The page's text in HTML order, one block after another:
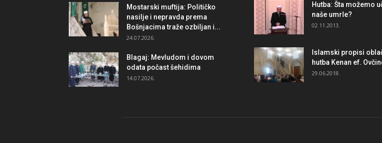
Mostarski muftija: Političko
nasilje i nepravda prema
Bošnjacima traže ozbiljan i...
24.07.2026.
Blagaj: Mevludom i dovom
odata počast šehidima
14.07.2026.
Hutba: Šta možemo
naše umrle?
02.11.2013.
Islamski propisi
hutba Kenan ef.
29.06.2018.